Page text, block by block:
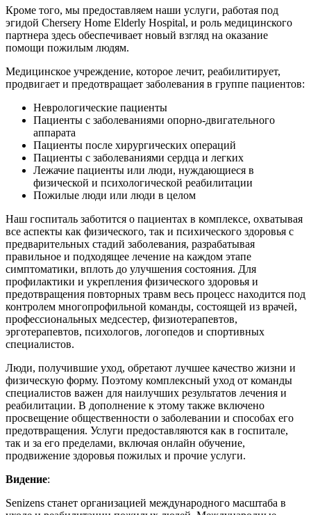
Кроме того, мы предоставляем наши услуги, работая под
эгидой Chersery Home Elderly Hospital, и роль медицинского
партнера здесь обеспечивает новый взгляд на оказание
помощи пожилым людям.
Медицинское учреждение, которое лечит, реабилитирует,
продвигает и предотвращает заболевания в группе пациентов:
Неврологические пациенты
Пациенты с заболеваниями опорно-двигательного
аппарата
Пациенты после хирургических операций
Пациенты с заболеваниями сердца и легких
Лежачие пациенты или люди, нуждающиеся в
физической и психологической реабилитации
Пожилые люди или люди в целом
Наш госпиталь заботится о пациентах в комплексе, охватывая
все аспекты как физического, так и психического здоровья с
предварительных стадий заболевания, разрабатывая
правильное и подходящее лечение на каждом этапе
симптоматики, вплоть до улучшения состояния. Для
профилактики и укрепления физического здоровья и
предотвращения повторных травм весь процесс находится под
контролем многопрофильной команды, состоящей из врачей,
профессиональных медсестер, физиотерапевтов,
эрготерапевтов, психологов, логопедов и спортивных
специалистов.
Люди, получившие уход, обретают лучшее качество жизни и
физическую форму. Поэтому комплексный уход от команды
специалистов важен для наилучших результатов лечения и
реабилитации. В дополнение к этому также включено
просвещение общественности о заболевании и способах его
предотвращения. Услуги предоставляются как в госпитале,
так и за его пределами, включая онлайн обучение,
продвижение здоровья пожилых и прочие услуги.
Видение:
Senizens станет организацией международного масштаба в